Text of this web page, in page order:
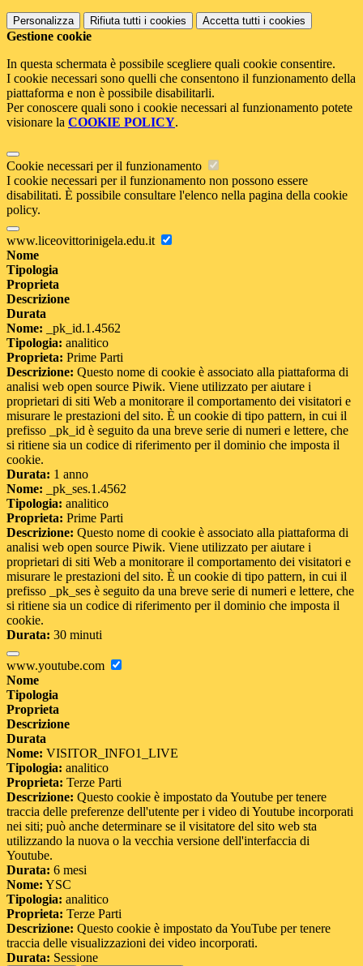
Personalizza Rifiuta tutti i cookies Accetta tutti i cookies
Gestione cookie
In questa schermata è possibile scegliere quali cookie consentire.
I cookie necessari sono quelli che consentono il funzionamento della
piattaforma e non è possibile disabilitarli.
Per conoscere quali sono i cookie necessari al funzionamento potete
visionare la COOKIE POLICY.
Cookie necessari per il funzionamento
I cookie necessari per il funzionamento non possono essere
disabilitati. È possibile consultare l'elenco nella pagina della cookie
policy.
www.liceovittorinigela.edu.it
Nome
Tipologia
Proprieta
Descrizione
Durata
Nome: _pk_id.1.4562
Tipologia: analitico
Proprieta: Prime Parti
Descrizione: Questo nome di cookie è associato alla piattaforma di
analisi web open source Piwik. Viene utilizzato per aiutare i
proprietari di siti Web a monitorare il comportamento dei visitatori e
misurare le prestazioni del sito. È un cookie di tipo pattern, in cui il
prefisso _pk_id è seguito da una breve serie di numeri e lettere, che
si ritiene sia un codice di riferimento per il dominio che imposta il
cookie.
Durata: 1 anno
Nome: _pk_ses.1.4562
Tipologia: analitico
Proprieta: Prime Parti
Descrizione: Questo nome di cookie è associato alla piattaforma di
analisi web open source Piwik. Viene utilizzato per aiutare i
proprietari di siti Web a monitorare il comportamento dei visitatori e
misurare le prestazioni del sito. È un cookie di tipo pattern, in cui il
prefisso _pk_ses è seguito da una breve serie di numeri e lettere, che
si ritiene sia un codice di riferimento per il dominio che imposta il
cookie.
Durata: 30 minuti
www.youtube.com
Nome
Tipologia
Proprieta
Descrizione
Durata
Nome: VISITOR_INFO1_LIVE
Tipologia: analitico
Proprieta: Terze Parti
Descrizione: Questo cookie è impostato da Youtube per tenere
traccia delle preferenze dell'utente per i video di Youtube incorporati
nei siti; può anche determinare se il visitatore del sito web sta
utilizzando la nuova o la vecchia versione dell'interfaccia di
Youtube.
Durata: 6 mesi
Nome: YSC
Tipologia: analitico
Proprieta: Terze Parti
Descrizione: Questo cookie è impostato da YouTube per tenere
traccia delle visualizzazioni dei video incorporati.
Durata: Sessione